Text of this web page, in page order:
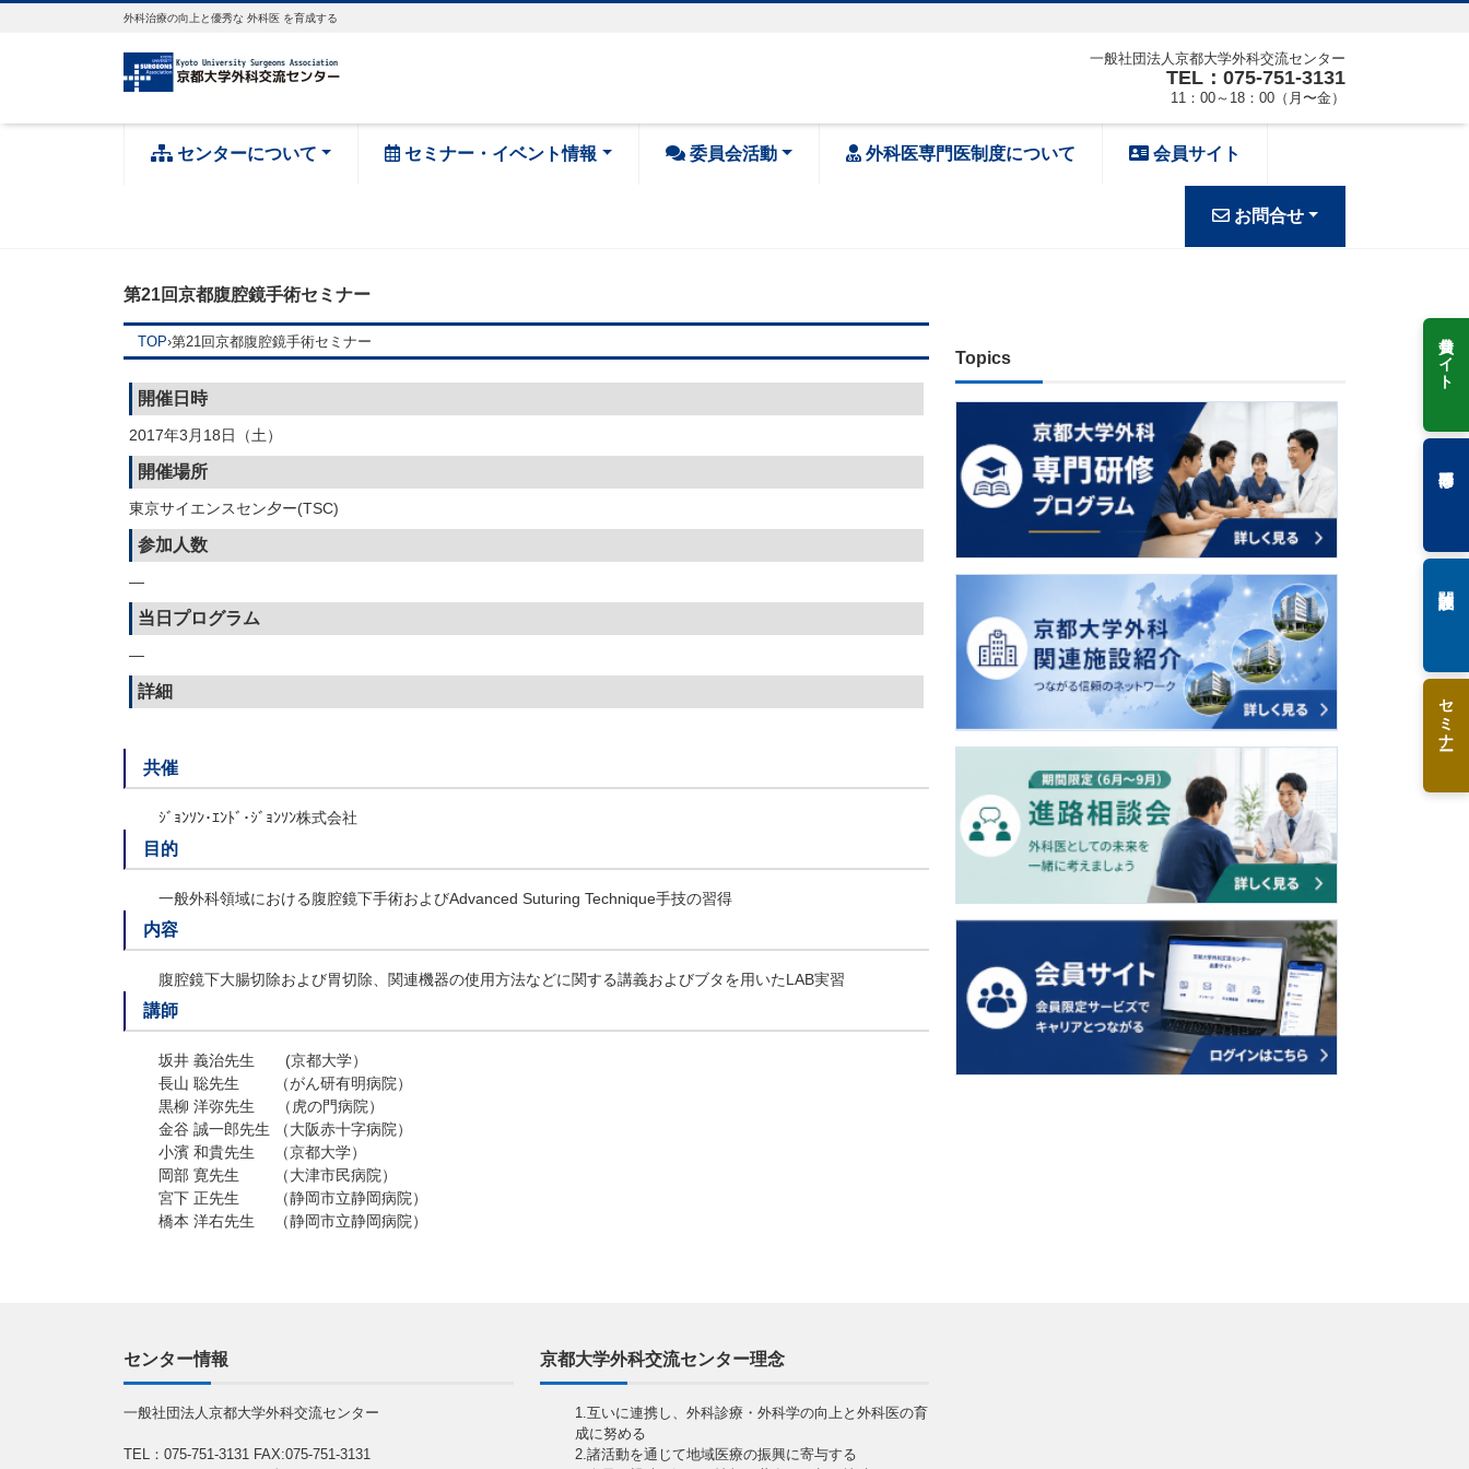
外科治療の向上と優秀な 外科医 を育成する
一般社団法人京都大学外科交流センター
TEL：075-751-3131
11：00～18：00（月〜金）
センターについて セミナー・イベント情報 委員会活動 外科医専門医制度について 会員サイト
お問合せ
第21回京都腹腔鏡手術セミナー
TOP›第21回京都腹腔鏡手術セミナー
開催日時
2017年3月18日（土）
開催場所
東京サイエンスセン夕ー(TSC)
参加人数
—
当日プログラム
—
詳細
共催
ｼﾞｮﾝｿﾝ･ｴﾝﾄﾞ･ｼﾞｮﾝｿﾝ株式会社
目的
一般外科領域における腹腔鏡下手術およびAdvanced Suturing Technique手技の習得
内容
腹腔鏡下大腸切除および胃切除、関連機器の使用方法などに関する講義およびブタを用いたLAB実習
講師
坂井 義治先生 (京都大学）
長山 聡先生 （がん研有明病院）
黒柳 洋弥先生 （虎の門病院）
金谷 誠一郎先生 （大阪赤十字病院）
小濱 和貴先生 （京都大学）
岡部 寛先生 （大津市民病院）
宮下 正先生 （静岡市立静岡病院）
橋本 洋右先生 （静岡市立静岡病院）
会員サイト
セミナー
Topics
センター情報
一般社団法人京都大学外科交流センター
TEL：075-751-3131 FAX:075-751-3131
京都大学外科交流センター理念
1.互いに連携し、外科診療・外科学の向上と外科医の育
成に努める
2.諸活動を通じて地域医療の振興に寄与する